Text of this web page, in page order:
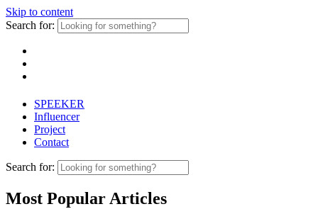
Skip to content
Search for:
SPEEKER
Influencer
Project
Contact
Search for:
Most Popular Articles